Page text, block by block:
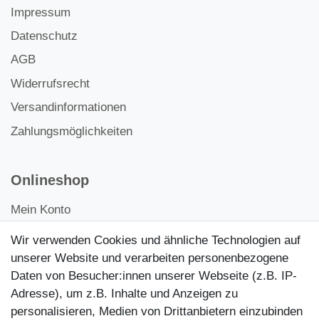
Impressum
Datenschutz
AGB
Widerrufsrecht
Versandinformationen
Zahlungsmöglichkeiten
Onlineshop
Mein Konto
Kontakt
Kundenretouren
Reparaturservice
Wir verwenden Cookies und ähnliche Technologien auf
unserer Website und verarbeiten personenbezogene
Daten von Besucher:innen unserer Webseite (z.B. IP-
Adresse), um z.B. Inhalte und Anzeigen zu
personalisieren, Medien von Drittanbietern einzubinden